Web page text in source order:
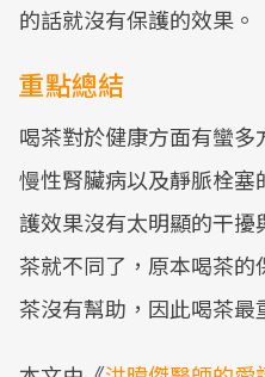
的話就沒有保護的效果。
重點總結
喝茶對於健康方面有蠻
慢性腎臟病以及靜脈栓
護效果沒有太明顯的干
茶就不同了，原本喝茶
茶沒有幫助，因此喝茶最